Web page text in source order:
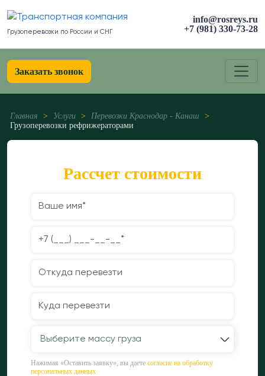
Грузоперевозки по России и СНГ
info@rosreys.ru
+7 (981) 330-73-28
Заказать звонок
Главная > Услуги > Перевозки Краснодар - Канаш
>
Грузоперевозки рефрижераторами
Рассчет стоимости
Выберите массу груза
Нажимая «Оставить заявку», вы даете согласие на обработку
персональных данных